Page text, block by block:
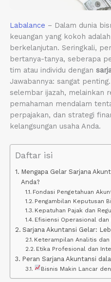
Labalance – Dalam dunia
keuangan yang kokoh
berkelanjutan. Seringkali,
bertanya-tanya, seberapa
tim atau individu dengan
Jawabannya: sangat
selembar ijazah, melainkan
pemahaman mendalam
perpajakan, dan strategi
kelangsungan usaha Anda.
Daftar isi
Mengapa Gelar Sarjana
Anda?
Fondasi Pengetahuan
Pengambilan Keputusan
Kepatuhan Pajak dan
Efisiensi Operasional dan
Sarjana Akuntansi Gelar:
Keterampilan Analitis dan
Etika Profesional dan
Peran Sarjana Akuntansi
Bisnis Makin Lancar